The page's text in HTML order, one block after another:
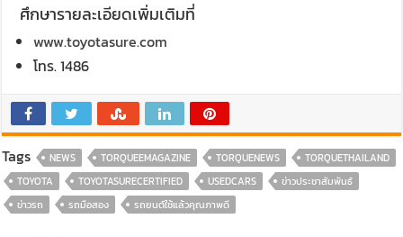
ศึกษารายละเอียดเพิ่มเติมที่
www.toyotasure.com
โทร. 1486
Tags NEWS TORQUEEMAGAZINE TORQUENEWS
TORQUETHAILAND
TOYOTA
TOYOTASURECERTIFIED USEDCARS
ข่าวประชาสัมพันธ์
ข่าวรถ
รถมือสอง รถยนต์ใช้แล้วคุณภาพดี